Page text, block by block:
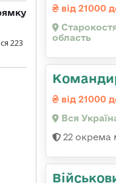
223
від 21000
область
від 21000
Вся
22 окрема